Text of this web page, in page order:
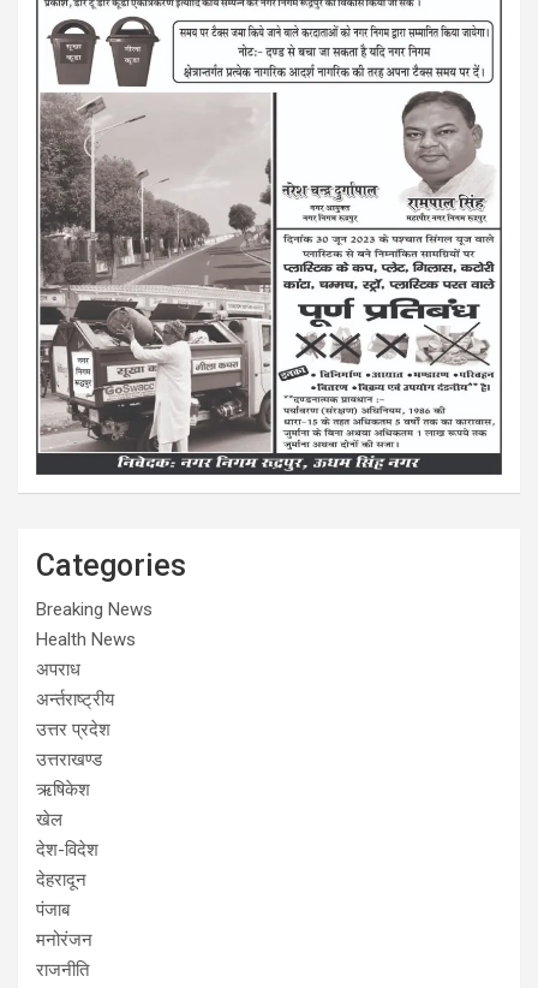
Categories
Breaking News
Health News
अपराध
अर्न्तराष्ट्रीय
उत्तर प्रदेश
उत्तराखण्ड
ऋषिकेश
खेल
देश-विदेश
देहरादून
पंजाब
मनोरंजन
राजनीति